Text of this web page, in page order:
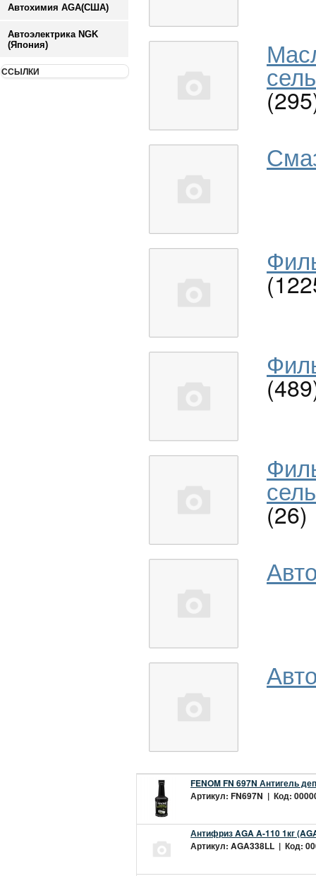
Автохимия AGA(США)
Автоэлектрика NGK
(Япония)
ССЫЛКИ
(26)
FENOM FN 697N Антигель
Артикул: FN697N | Код:
Антифриз AGA A-110 1кг
Артикул: AGA338LL | Код: